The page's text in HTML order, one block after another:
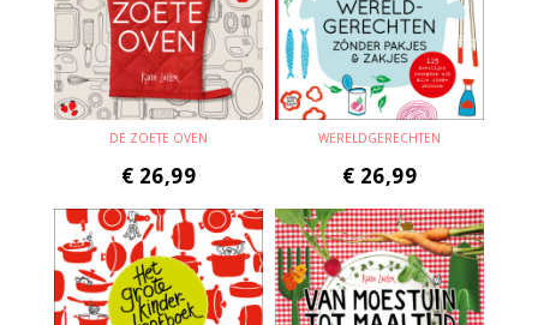
DE ZOETE OVEN
€ 26,99
WERELDGERECHTEN
€ 26,99